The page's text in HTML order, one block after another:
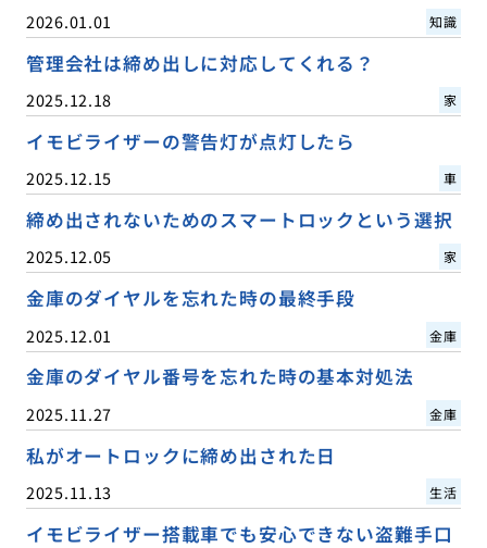
2026.01.01 知識
管理会社は締め出しに対応してくれる？
2025.12.18 家
イモビライザーの警告灯が点灯したら
2025.12.15 車
締め出されないためのスマートロックという選択
2025.12.05 家
金庫のダイヤルを忘れた時の最終手段
2025.12.01 金庫
金庫のダイヤル番号を忘れた時の基本対処法
2025.11.27 金庫
私がオートロックに締め出された日
2025.11.13 生活
イモビライザー搭載車でも安心できない盗難手口